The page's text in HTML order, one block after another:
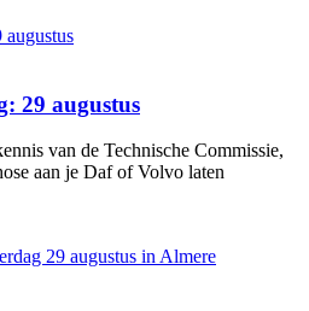
29 augustus
van de Technische Commissie,
aan je Daf of Volvo laten